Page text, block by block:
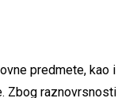
predmete, kao i
Zbog raznovrsnosti